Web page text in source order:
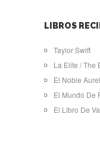
LIBROS
Taylor Swift
La Elite / The
El Noble
El Mundo De
El Libro De